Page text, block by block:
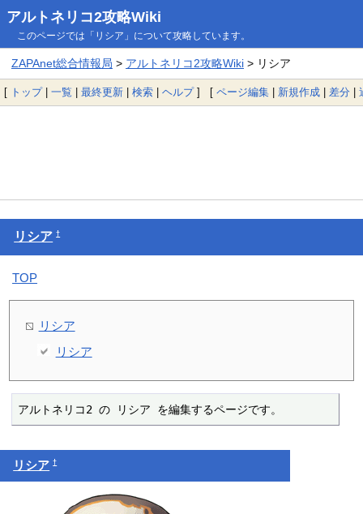
アルトネリコ2攻略Wiki
このページでは「リシア」について攻略しています。
ZAPAnet総合情報局 > アルトネリコ2攻略Wiki> リシア
[ トップ| 一覧 | 最終更新 | 検索 | ヘルプ] [ ページ編集 | 新規作成 | 差分 |
リシア †
TOP
リシア
リシア
アルトネリコ2 の リシア を編集するページです。
リシア †